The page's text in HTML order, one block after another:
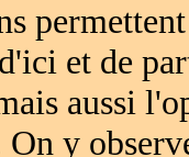
et de
aussi
y